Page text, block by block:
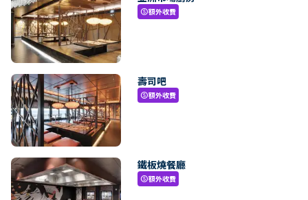
paid額外收費
壽司吧
paid額外收費
鐵板燒餐廳
paid額外收費